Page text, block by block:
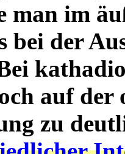
man im
bei der
auf der
zu